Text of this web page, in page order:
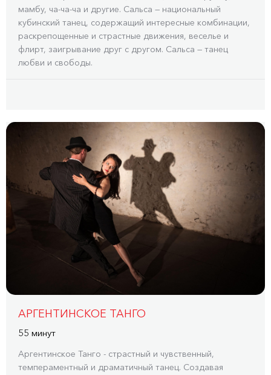
мамбу, ча-ча-ча и другие. Сальса — национальный
кубинский танец, содержащий интересные комбинации,
раскрепощенные и страстные движения, веселье и
флирт, заигрывание друг с другом. Сальса — танец
любви и свободы.
АРГЕНТИНСКОЕ ТАНГО
55 минут
Аргентинское Танго - страстный и чувственный,
темпераментный и драматичный танец. Создавая